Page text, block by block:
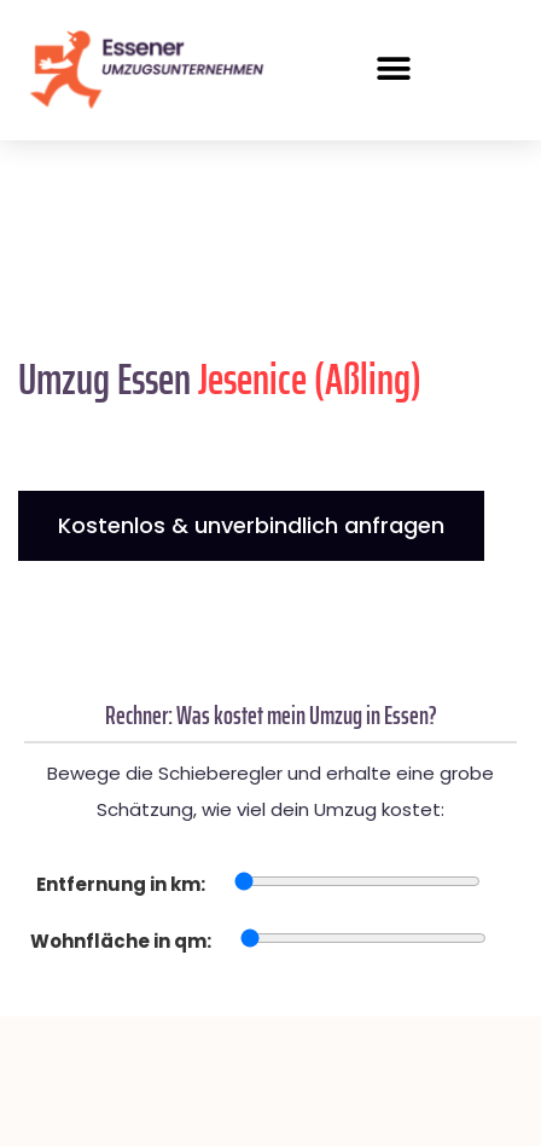
Umzug EssenJesenice (Aßling)
Kostenlos & unverbindlich anfragen
Rechner: Was kostet mein Umzug in Essen?
Bewege die Schieberegler und erhalte eine grobe
Schätzung, wie viel dein Umzug kostet:
Entfernung in km:
Wohnfläche in qm: